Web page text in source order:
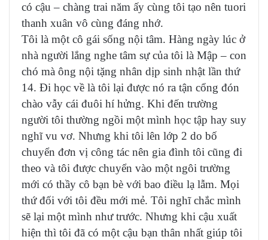
có cậu – chàng trai năm ấy cùng tôi tạo nên tuori
thanh xuân vô cùng đáng nhớ.
Tôi là một cô gái sống nội tâm. Hàng ngày lúc ở
nhà người lắng nghe tâm sự của tôi là Mập – con
chó mà ông nội tặng nhân dịp sinh nhật lần thứ
14. Đi học về là tôi lại được nó ra tận cổng đón
chào vẫy cái đuôi hí hửng. Khi đến trường
người tôi thường ngồi một mình học tập hay suy
nghĩ vu vơ. Nhưng khi tôi lên lớp 2 do bố
chuyển đơn vị công tác nên gia đình tôi cũng đi
theo và tôi được chuyển vào một ngôi trường
mới có thầy cô bạn bè với bao điều lạ lẫm. Mọi
thứ đối với tôi đều mới mẻ. Tôi nghĩ chắc mình
sẽ lại một mình như trước. Nhưng khi cậu xuất
hiện thì tôi đã có một cậu bạn thân nhất giúp tôi